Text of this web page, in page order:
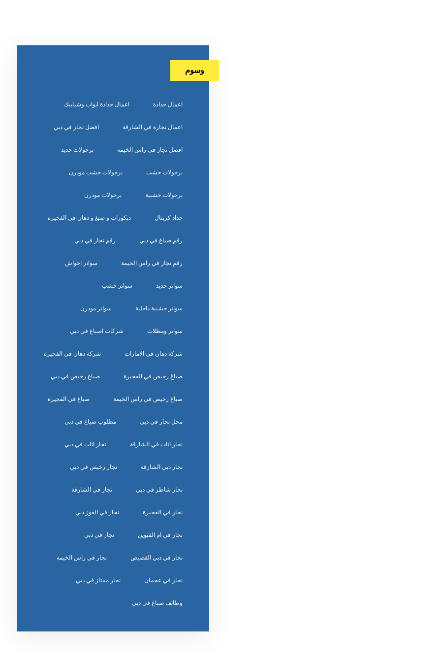
وسوم
اعمال حدادة اعمال حدادة ابواب وشبابيك
اعمال نجارة في الشارقة افضل نجار في دبي
افضل نجار في راس الخيمة برجولات حديد
برجولات خشب برجولات خشب مودرن
برجولات خشبية برجولات مودرن
حداد كريتال ديكورات و صبغ و دهان في الفجيرة
رقم صباغ في دبي رقم نجار في دبي
رقم نجار في راس الخيمة سواتر احواش
سواتر حديد سواتر خشب
سواتر خشبية داخلية سواتر مودرن
سواتر ومظلات شركات اصباغ في دبي
شركة دهان في الامارات شركة دهان في الفجيرة
صباغ رخيص في الفجيرة صباغ رخيص في دبي
صباغ رخيص في راس الخيمة صباغ في الفجيرة
محل نجار في دبي مطلوب صباغ في دبي
نجار اثاث في الشارقة نجار اثاث في دبي
نجار دبي الشارقة نجار رخيص في دبي
نجار شاطر في دبي نجار في الشارقة
نجار في الفجيرة نجار في القوز دبي
نجار في ام القيوين نجار في دبي
نجار في دبي القصيص نجار في راس الخيمة
نجار في عجمان نجار ممتاز في دبي
وظائف صباغ في دبي